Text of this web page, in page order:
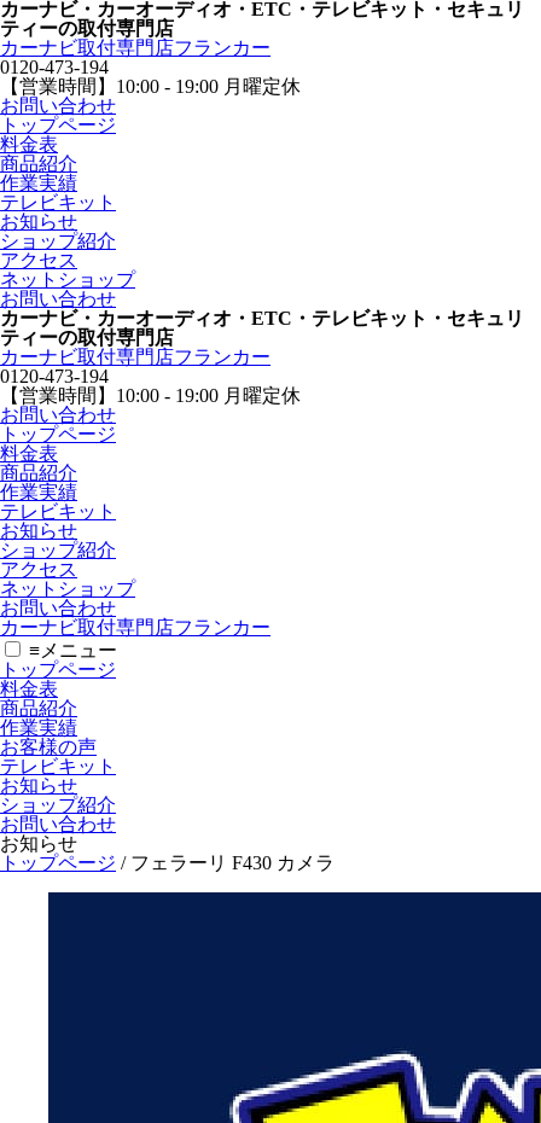
カーナビ・カーオーディオ・ETC・テレビキット・セキュリ
ティーの取付専門店
カーナビ取付専⾨店フランカー
0120-473-194
【営業時間】 10:00 - 19:00 月曜定休
お問い合わせ
トップページ
料金表
商品紹介
作業実績
テレビキット
お知らせ
ショップ紹介
アクセス
ネットショップ
お問い合わせ
カーナビ・カーオーディオ・ETC・テレビキット・セキュリ
ティーの取付専門店
カーナビ取付専⾨店フランカー
0120-473-194
【営業時間】 10:00 - 19:00 月曜定休
お問い合わせ
トップページ
料金表
商品紹介
作業実績
テレビキット
お知らせ
ショップ紹介
アクセス
ネットショップ
お問い合わせ
カーナビ取付専⾨店フランカー
≡ メニュー
トップページ
料金表
商品紹介
作業実績
お客様の声
テレビキット
お知らせ
ショップ紹介
お問い合わせ
お知らせ
トップページ / フェラーリ F430 カメラ